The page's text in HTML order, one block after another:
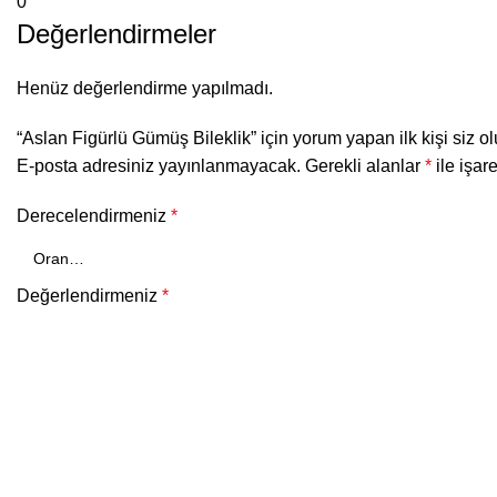
Değerlendirmeler
Henüz değerlendirme yapılmadı.
“Aslan Figürlü Gümüş Bileklik” için yorum yapan ilk kişi siz
E-posta adresiniz yayınlanmayacak. Gerekli alanlar * ile
Derecelendirmeniz *
Değerlendirmeniz *